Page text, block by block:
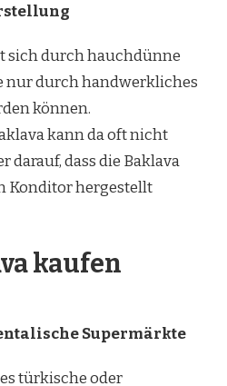
sich durch hauchdünne
nur durch handwerkliches
können.
kann da oft nicht
darauf, dass die Baklava
Konditor hergestellt
kaufen
Supermärkte
türkische oder